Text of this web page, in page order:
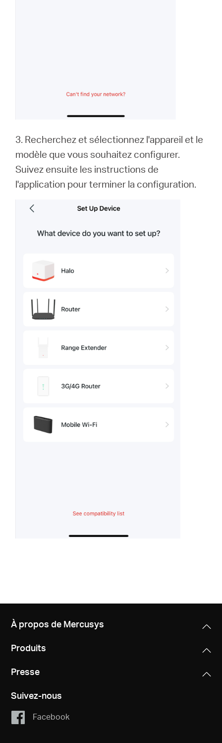
3. Recherchez et sélectionnez l'appareil et le
modèle que vous souhaitez configurer.
Suivez ensuite les instructions de
l'application pour terminer la configuration.
À propos de Mercusys
Produits
Presse
Suivez-nous
Facebook